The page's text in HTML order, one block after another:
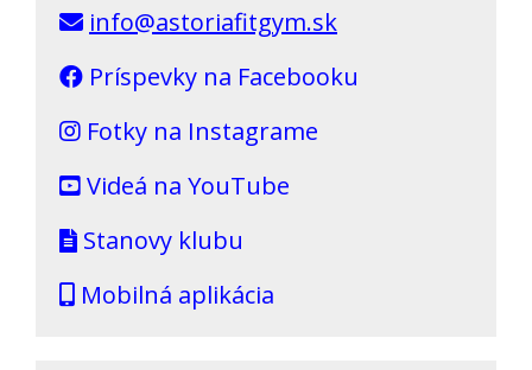
info@astoriafitgym.sk
Príspevky na Facebooku
Fotky na Instagrame
Videá na YouTube
Stanovy klubu
Mobilná aplikácia